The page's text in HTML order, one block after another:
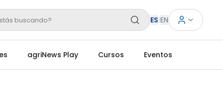
buscando? ES|EN
agriNews Play Cursos Eventos